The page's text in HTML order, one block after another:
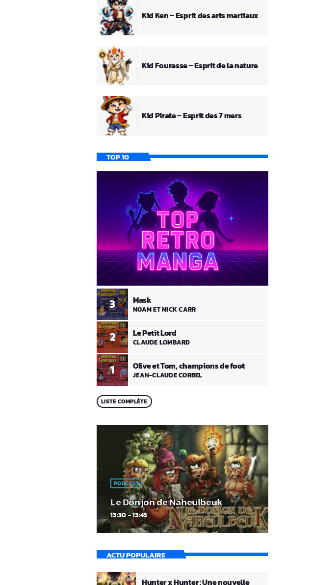
Kid Ken – Esprit des arts martiaux
Kid Fourasse – Esprit de la nature
Kid Pirate – Esprit des 7 mers
TOP 10
1 Olive et Tom, champions de foot
JEAN-CLAUDE CORBEL
2 Le Petit Lord
CLAUDE LOMBARD
3 Mask
NOAM ET NICK CARR
LISTE COMPLÈTE
PODCAST
Le Donjon de Naheulbeuk
13:30 - 13:45
ACTU POPULAIRE
Hunter x Hunter : Une nouvelle